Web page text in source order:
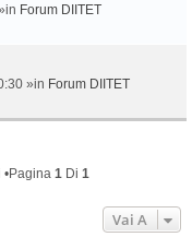
Forum DIITET
»in Forum DIITET
•Pagina 1 Di 1
Vai A